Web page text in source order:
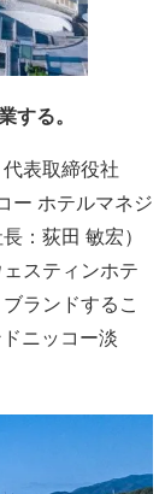
する。
表取締役社
ー ホテルマネジ
：荻田 敏宏）
スティンホテ
ランドするこ
ニッコー淡